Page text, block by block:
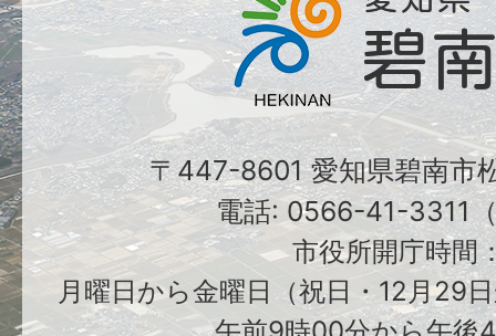
〒447-8601 愛知県碧南市
電話: 0566-41-3311
市役所開庁時間
月曜日から金曜日（祝日・12月29